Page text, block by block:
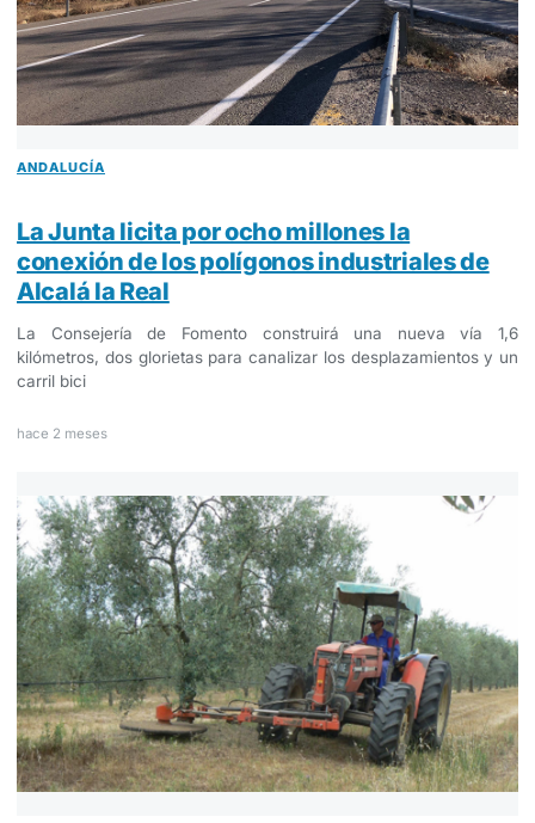
ANDALUCÍA
La Junta licita por ocho millones la
conexión de los polígonos industriales de
Alcalá la Real
La Consejería de Fomento construirá una nueva vía 1,6
kilómetros, dos glorietas para canalizar los desplazamientos y un
carril bici
hace 2 meses